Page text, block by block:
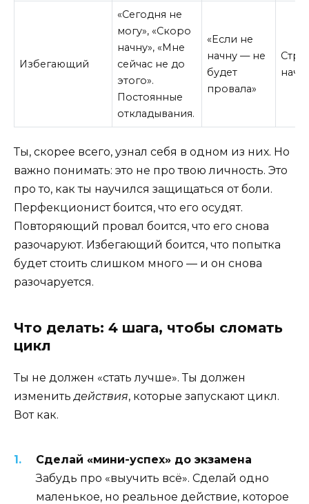
Избегающий
«Сегодня не
могу», «Скоро
начну», «Мне
сейчас не до
этого».
Постоянные
откладывания.
«Если не
начну — не
будет
провала»
Ты, скорее всего, узнал себя в одном из них. Но
важно понимать: это не про твою личность. Это
про то, как ты научился защищаться от боли.
Перфекционист боится, что его осудят.
Повторяющий провал боится, что его снова
разочаруют. Избегающий боится, что попытка
будет стоить слишком много — и он снова
разочаруется.
Что делать: 4 шага, чтобы сломать
цикл
Ты не должен «стать лучше». Ты должен
изменить действия, которые запускают цикл.
Вот как.
Сделай «мини-успех» до экзамена
Забудь про «выучить всё». Сделай одно
маленькое, но реальное действие, которое